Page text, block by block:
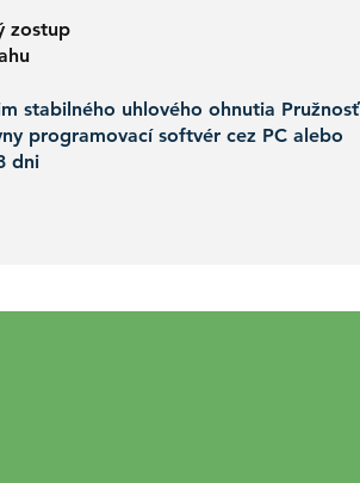
zostup
stabilného uhlového ohnutia Pružnosť
programovací softvér cez PC alebo
dni